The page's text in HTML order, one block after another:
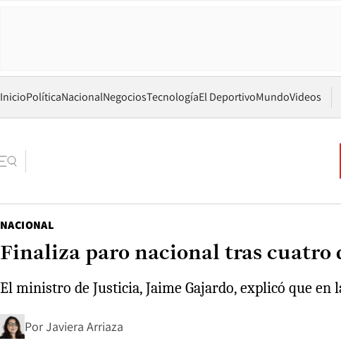
InicioPolíticaNacionalNegociosTecnologíaEl DeportivoMundoVideos
NACIONAL
Finaliza paro nacional tras cuatro
El ministro de Justicia, Jaime Gajardo, explicó que
PorJaviera Arriaza